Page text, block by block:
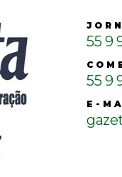
55 9
55 9
E-